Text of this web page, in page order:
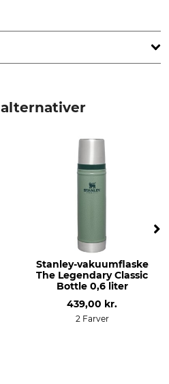
Stanley-vakuumflaske
The Legendary Classic
Bottle 0,6 liter
439,00 kr.
2 Farver